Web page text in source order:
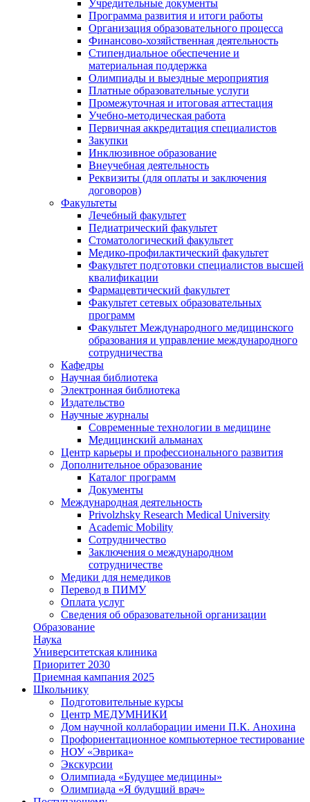
Учредительные документы
Программа развития и итоги работы
Организация образовательного процесса
Финансово-хозяйственная деятельность
Стипендиальное обеспечение и
материальная поддержка
Олимпиады и выездные мероприятия
Платные образовательные услуги
Промежуточная и итоговая аттестация
Учебно-методическая работа
Первичная аккредитация специалистов
Закупки
Инклюзивное образование
Внеучебная деятельность
Реквизиты (для оплаты и заключения
договоров)
Факультеты
Лечебный факультет
Педиатрический факультет
Стоматологический факультет
Медико-профилактический факультет
Факультет подготовки специалистов высшей
квалификации
Фармацевтический факультет
Факультет сетевых образовательных
программ
Факультет Международного медицинского
образования и управление международного
сотрудничества
Кафедры
Научная библиотека
Электронная библиотека
Издательство
Научные журналы
Современные технологии в медицине
Медицинский альманах
Центр карьеры и профессионального развития
Дополнительное образование
Каталог программ
Документы
Международная деятельность
Privolzhsky Research Medical University
Academic Mobility
Сотрудничество
Заключения о международном
сотрудничестве
Медики для немедиков
Перевод в ПИМУ
Оплата услуг
Сведения об образовательной организации
Образование
Наука
Университетская клиника
Приоритет 2030
Приемная кампания 2025
Школьнику
Подготовительные курсы
Центр МЕДУМНИКИ
Дом научной коллаборации имени П.К. Анохина
Профориентационное компьютерное тестирование
НОУ «Эврика»
Экскурсии
Олимпиада «Будущее медицины»
Олимпиада «Я будущий врач»